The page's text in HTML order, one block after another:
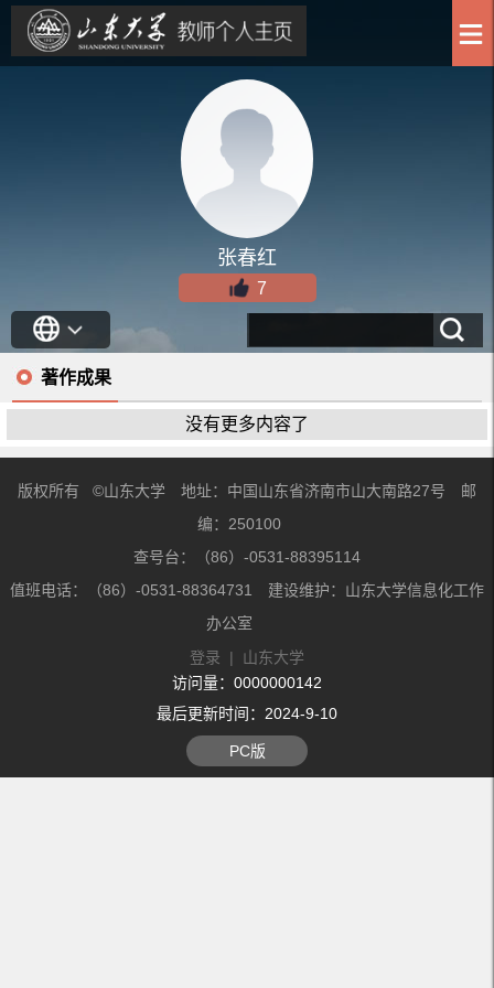
张春红
7
著作成果
没有更多内容了
版权所有 ©山东大学 地址：中国山东省济南市山大南路27号 邮
编：250100
查号台：（86）-0531-88395114
值班电话：（86）-0531-88364731 建设维护：山东大学信息化工作
办公室
登录 | 山东大学
访问量： 0000000142
最后更新时间： 2024-9-10
PC版